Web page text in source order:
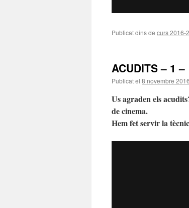
Publicat dins de curs 2016-
ACUDITS – 1 –
Publicat el 8 novembre 2016
Us agraden els
de cinema.
Hem fet servir la